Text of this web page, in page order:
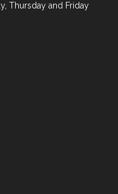
Thursday and Friday